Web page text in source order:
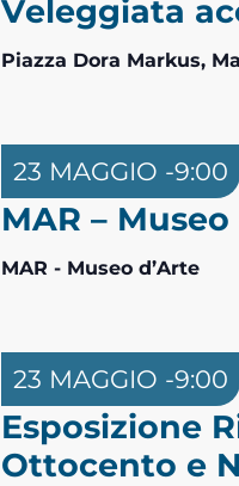
Veleggiata
Piazza Dora Markus,
MAR –
23 MAGGIO -9:00
MAR - Museo d’Arte
Esposizione
Ottocento e
23 MAGGIO -9:00